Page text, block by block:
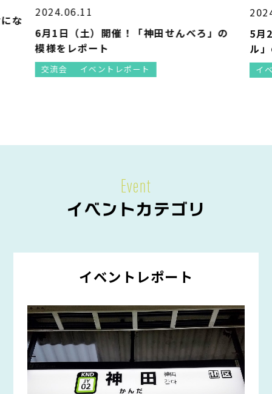
神田せんべろ」の
5月25日（土）開催！「Roa★
イベントレポート
Event
イベントカテゴリ
イベントレポート